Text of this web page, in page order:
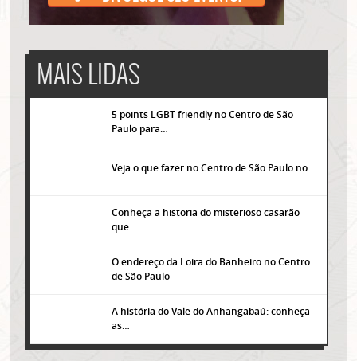
MAIS LIDAS
5 points LGBT friendly no Centro de São
Paulo para…
Veja o que fazer no Centro de São Paulo no…
Conheça a história do misterioso casarão
que…
O endereço da Loira do Banheiro no Centro
de São Paulo
A história do Vale do Anhangabaú: conheça
as…